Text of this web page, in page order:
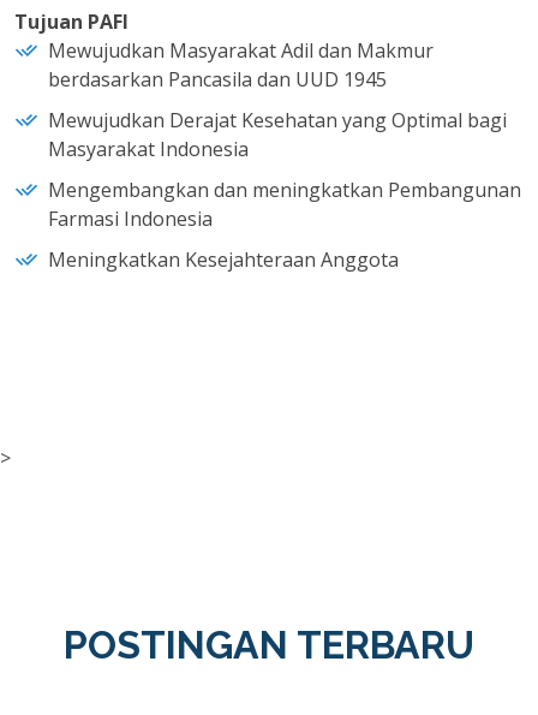
Tujuan PAFI
Mewujudkan Masyarakat Adil dan Makmur
berdasarkan Pancasila dan UUD 1945
Mewujudkan Derajat Kesehatan yang Optimal bagi
Masyarakat Indonesia
Mengembangkan dan meningkatkan Pembangunan
Farmasi Indonesia
Meningkatkan Kesejahteraan Anggota
>
POSTINGAN TERBARU